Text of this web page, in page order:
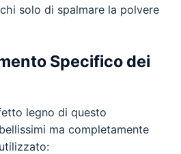
solo di spalmare la polvere
Specifico dei
legno di questo
ma completamente